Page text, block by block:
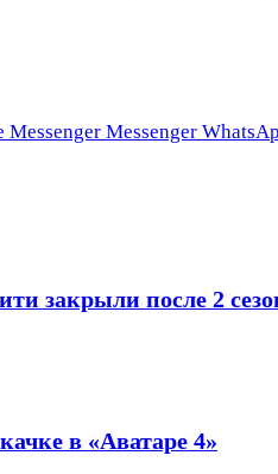
Messenger Messenger
закрыли после 2
в «Аватаре 4»